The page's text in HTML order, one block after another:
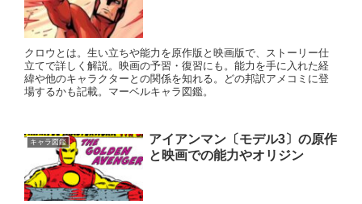
クロウとは。生い立ちや能力を原作版と映画版で、ストーリー仕
立てで詳しく解説。映画の予習・復習にも。能力を手に入れた経
緯や他のキャラクターとの関係を知れる。どの邦訳アメコミに登
場するかも記載。マーベルキャラ図鑑。
キャラ図鑑
アイアンマン〔モデル3〕の原作
と映画での能力やオリジン